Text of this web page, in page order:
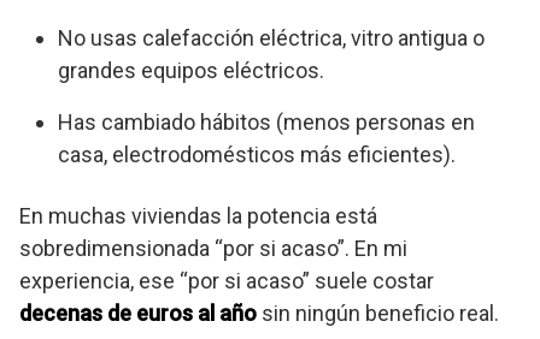
No usas calefacción eléctrica, vitro antigua o
grandes equipos eléctricos.
Has cambiado hábitos (menos personas en
casa, electrodomésticos más eficientes).
En muchas viviendas la potencia está
sobredimensionada “por si acaso”. En mi
experiencia, ese “por si acaso” suele costar
decenas de euros al año sin ningún beneficio real.